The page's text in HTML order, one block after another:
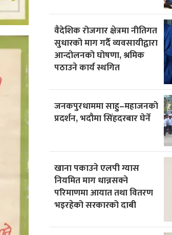
वैदेशिक रोजगार क्षेत्रमा नीतिगत
सुधारको माग गर्दै व्यवसायीद्वारा
आन्दोलनको घोषणा, श्रमिक
पठाउने कार्य स्थगित
जनकपुरधाममा साहु–महाजनको
प्रदर्शन, भदौमा सिंहदरबार घेर्ने
खाना पकाउने एलपी ग्यास
नियमित माग धान्नसक्ने
परिमाणमा आयात तथा वितरण
भइरहेको सरकारको दाबी